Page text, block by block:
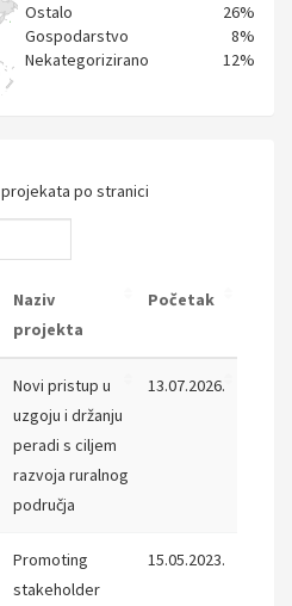
Ostalo
26%
Gospodarstvo
8%
Nekategorizirano
12%
projekata po stranici
Naziv
projekta
Početak
Novi pristup u
uzgoju i držanju
peradi s ciljem
razvoja ruralnog
područja
13.07.2026.
Promoting
stakeholder
15.05.2023.